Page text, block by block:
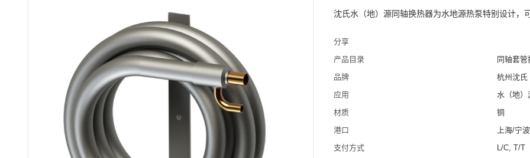
沈氏水（地）源同轴换热器为水地源热泵特别设计，
分享
产品目录
同轴套管
品牌
杭州沈氏
应用
水（地）
材质
铜
港口
上海/宁波
支付方式
L/C, T/T